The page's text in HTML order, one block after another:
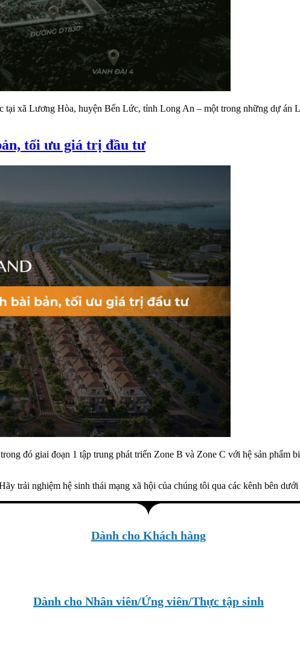
xã Lương Hòa, huyện Bến Lức, tỉnh Long An – một trong những dự án
tối ưu giá trị đầu tư
đó giai đoạn 1 tập trung phát triển Zone B và Zone C với hệ sản phẩm
trải nghiệm hệ sinh thái mạng xã hội của chúng tôi qua các kênh bên dưới
Dành cho Khách hàng
Dành cho Nhân viên/Ứng viên/Thực tập sinh